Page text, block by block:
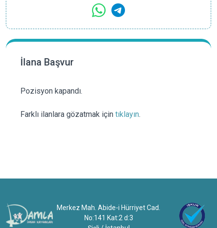
İlana Başvur
Pozisyon kapandı.
Farklı ilanlara gözatmak için tıklayın.
Merkez Mah. Abide-i Hürriyet Cad.
No:141 Kat:2 d:3